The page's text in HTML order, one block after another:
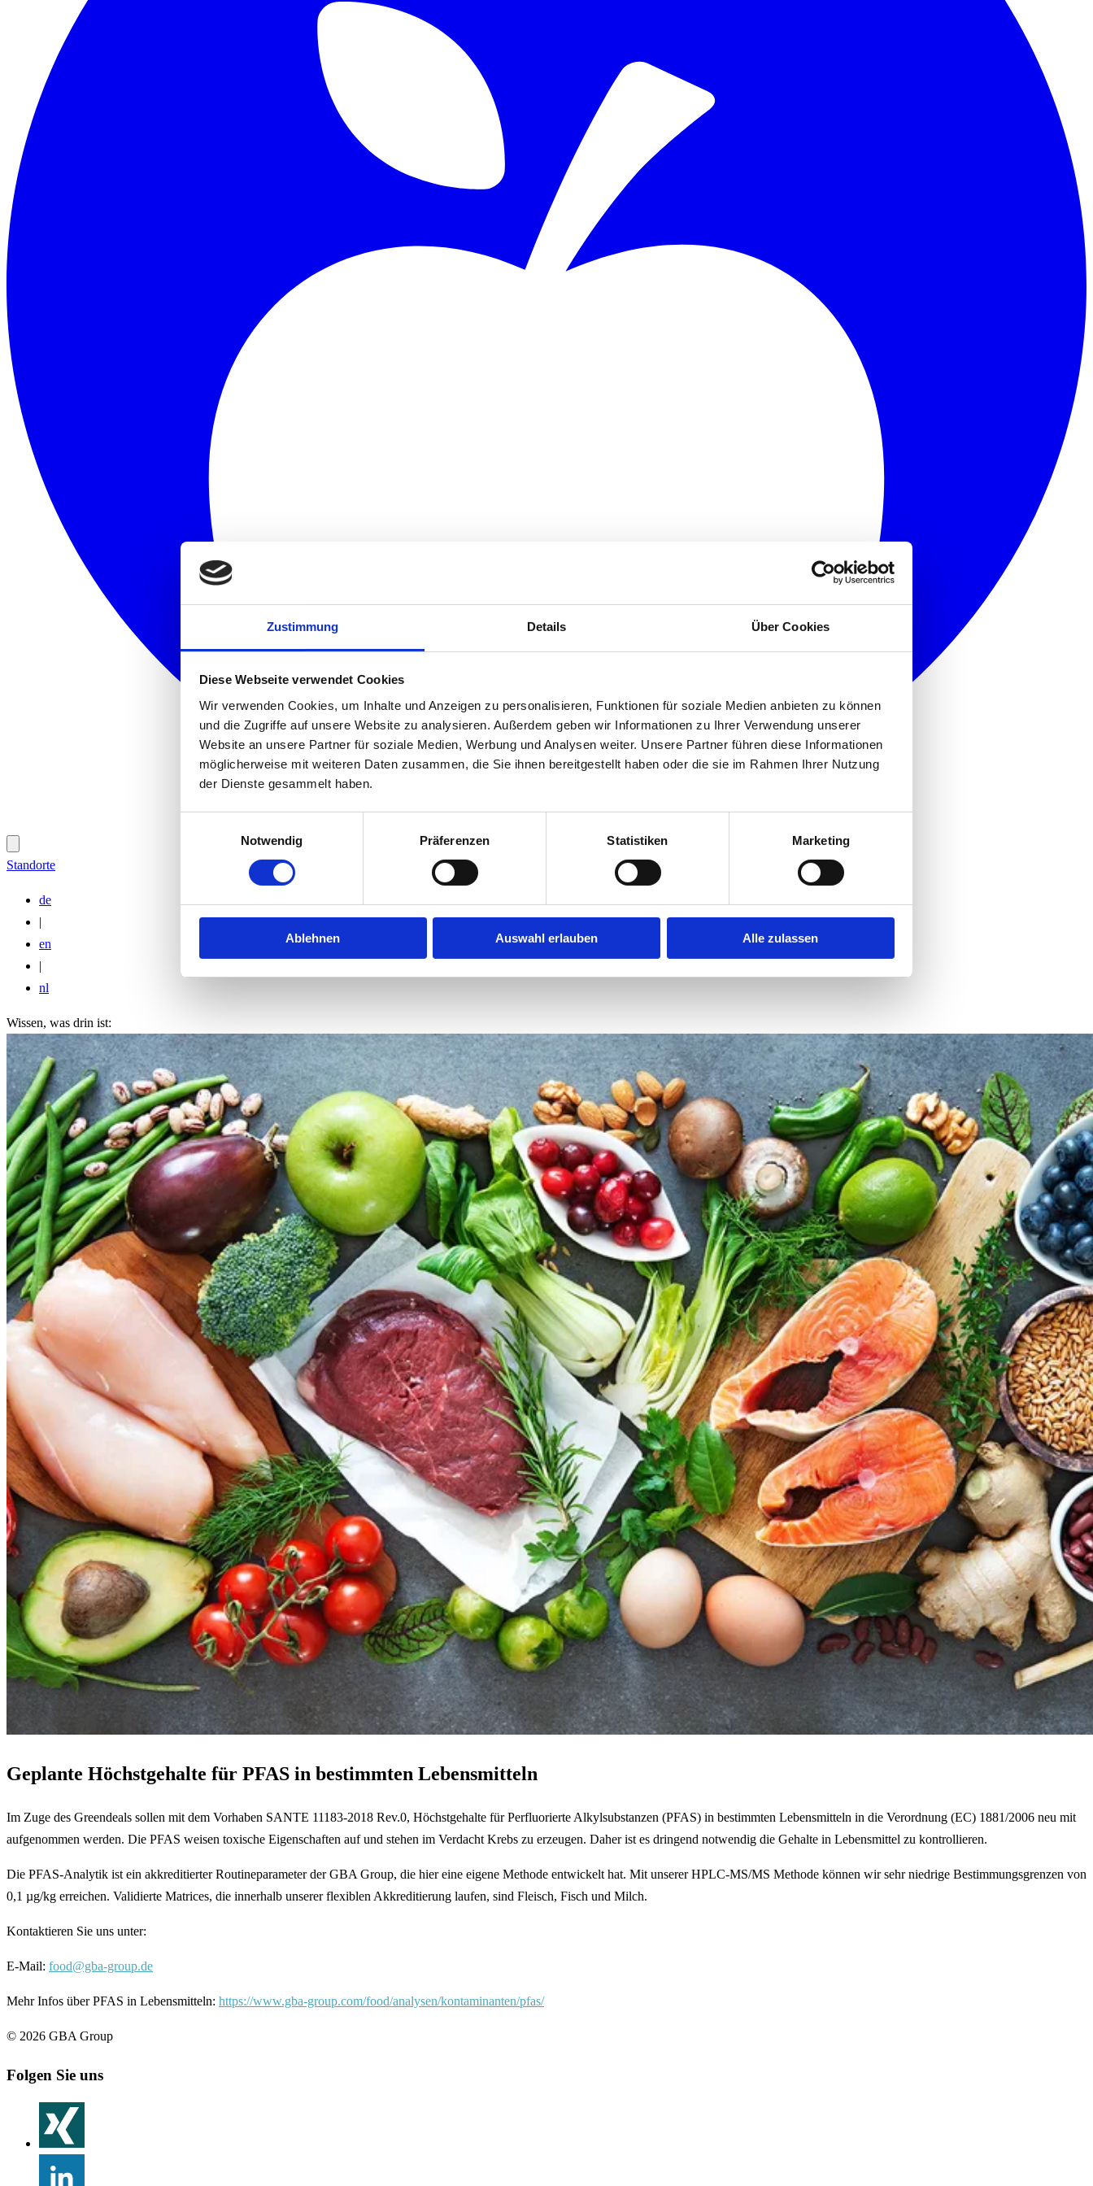
Zustimmung Details Über Cookies
Diese Webseite verwendet Cookies
Wir verwenden Cookies, um Inhalte und Anzeigen zu personalisieren, Funktionen für soziale Medien anbieten zu können
und die Zugriffe auf unsere Website zu analysieren. Außerdem geben wir Informationen zu Ihrer Verwendung unserer
Website an unsere Partner für soziale Medien, Werbung und Analysen weiter. Unsere Partner führen diese Informationen
möglicherweise mit weiteren Daten zusammen, die Sie ihnen bereitgestellt haben oder die sie im Rahmen Ihrer Nutzung
der Dienste gesammelt haben.
Notwendig
Präferenzen Statistiken Marketing
Ablehnen Auswahl erlauben Alle zulassen
Standorte
de
|
en
|
nl
Wissen, was drin ist:
Geplante Höchstgehalte für PFAS in bestimmten Lebensmitteln
Im Zuge des Greendeals sollen mit dem Vorhaben SANTE 11183-2018 Rev.0, Höchstgehalte für Perfluorierte Alkylsubstanzen (PFAS) in bestimmten Lebensmitteln in die Verordnung (EC) 1881/2006 neu mit
aufgenommen werden. Die PFAS weisen toxische Eigenschaften auf und stehen im Verdacht Krebs zu erzeugen. Daher ist es dringend notwendig die Gehalte in Lebensmittel zu kontrollieren.
Die PFAS-Analytik ist ein akkreditierter Routineparameter der GBA Group, die hier eine eigene Methode entwickelt hat. Mit unserer HPLC-MS/MS Methode können wir sehr niedrige Bestimmungsgrenzen von
0,1 µg/kg erreichen. Validierte Matrices, die innerhalb unserer flexiblen Akkreditierung laufen, sind Fleisch, Fisch und Milch.
Kontaktieren Sie uns unter:
E-Mail: food@gba-group.de
Mehr Infos über PFAS in Lebensmitteln: https://www.gba-group.com/food/analysen/kontaminanten/pfas/
© 2026 GBA Group
Folgen Sie uns